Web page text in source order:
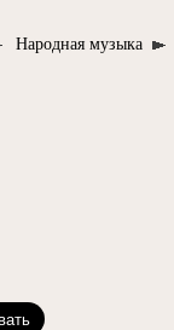
Народная музыка